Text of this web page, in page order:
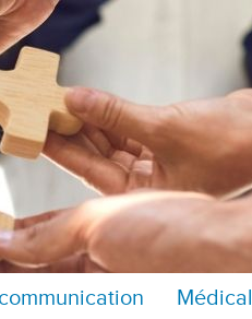
Médical